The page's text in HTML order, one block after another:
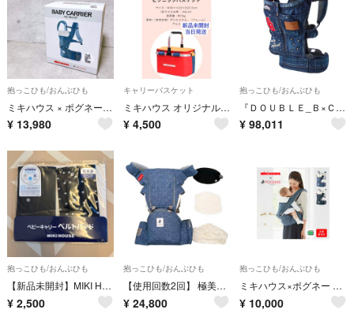
抱っこひも/おんぶひも
ミキハウス × ポグネー ベビーキャリア ヒップヒート 抱っこ紐 グレー ベビー
¥ 13,980
キャリーバスケット
ミキハウス オリジナル ピクニックバスケット ノベルティ
¥ 4,500
抱っこひも/おんぶひも
『ＤＯＵＢＬＥ_Ｂ×ＣＵＳＥ ＢＥＲＲＹ』ベビーキャリア 商品説明とプロフ必読
¥ 98,011
抱っこひも/おんぶひも
【新品未開封】MIKI HOUSE ベビーキャリー ベルトパッド 2枚セット
¥ 2,500
抱っこひも/おんぶひも
【使用回数2回】 極美品 ミキハウス ポグネー ヒップシート 抱っこ紐 デニム
¥ 24,800
抱っこひも/おんぶひも
ミキハウス×ポグネー 45-6068-494 38000
¥ 10,000